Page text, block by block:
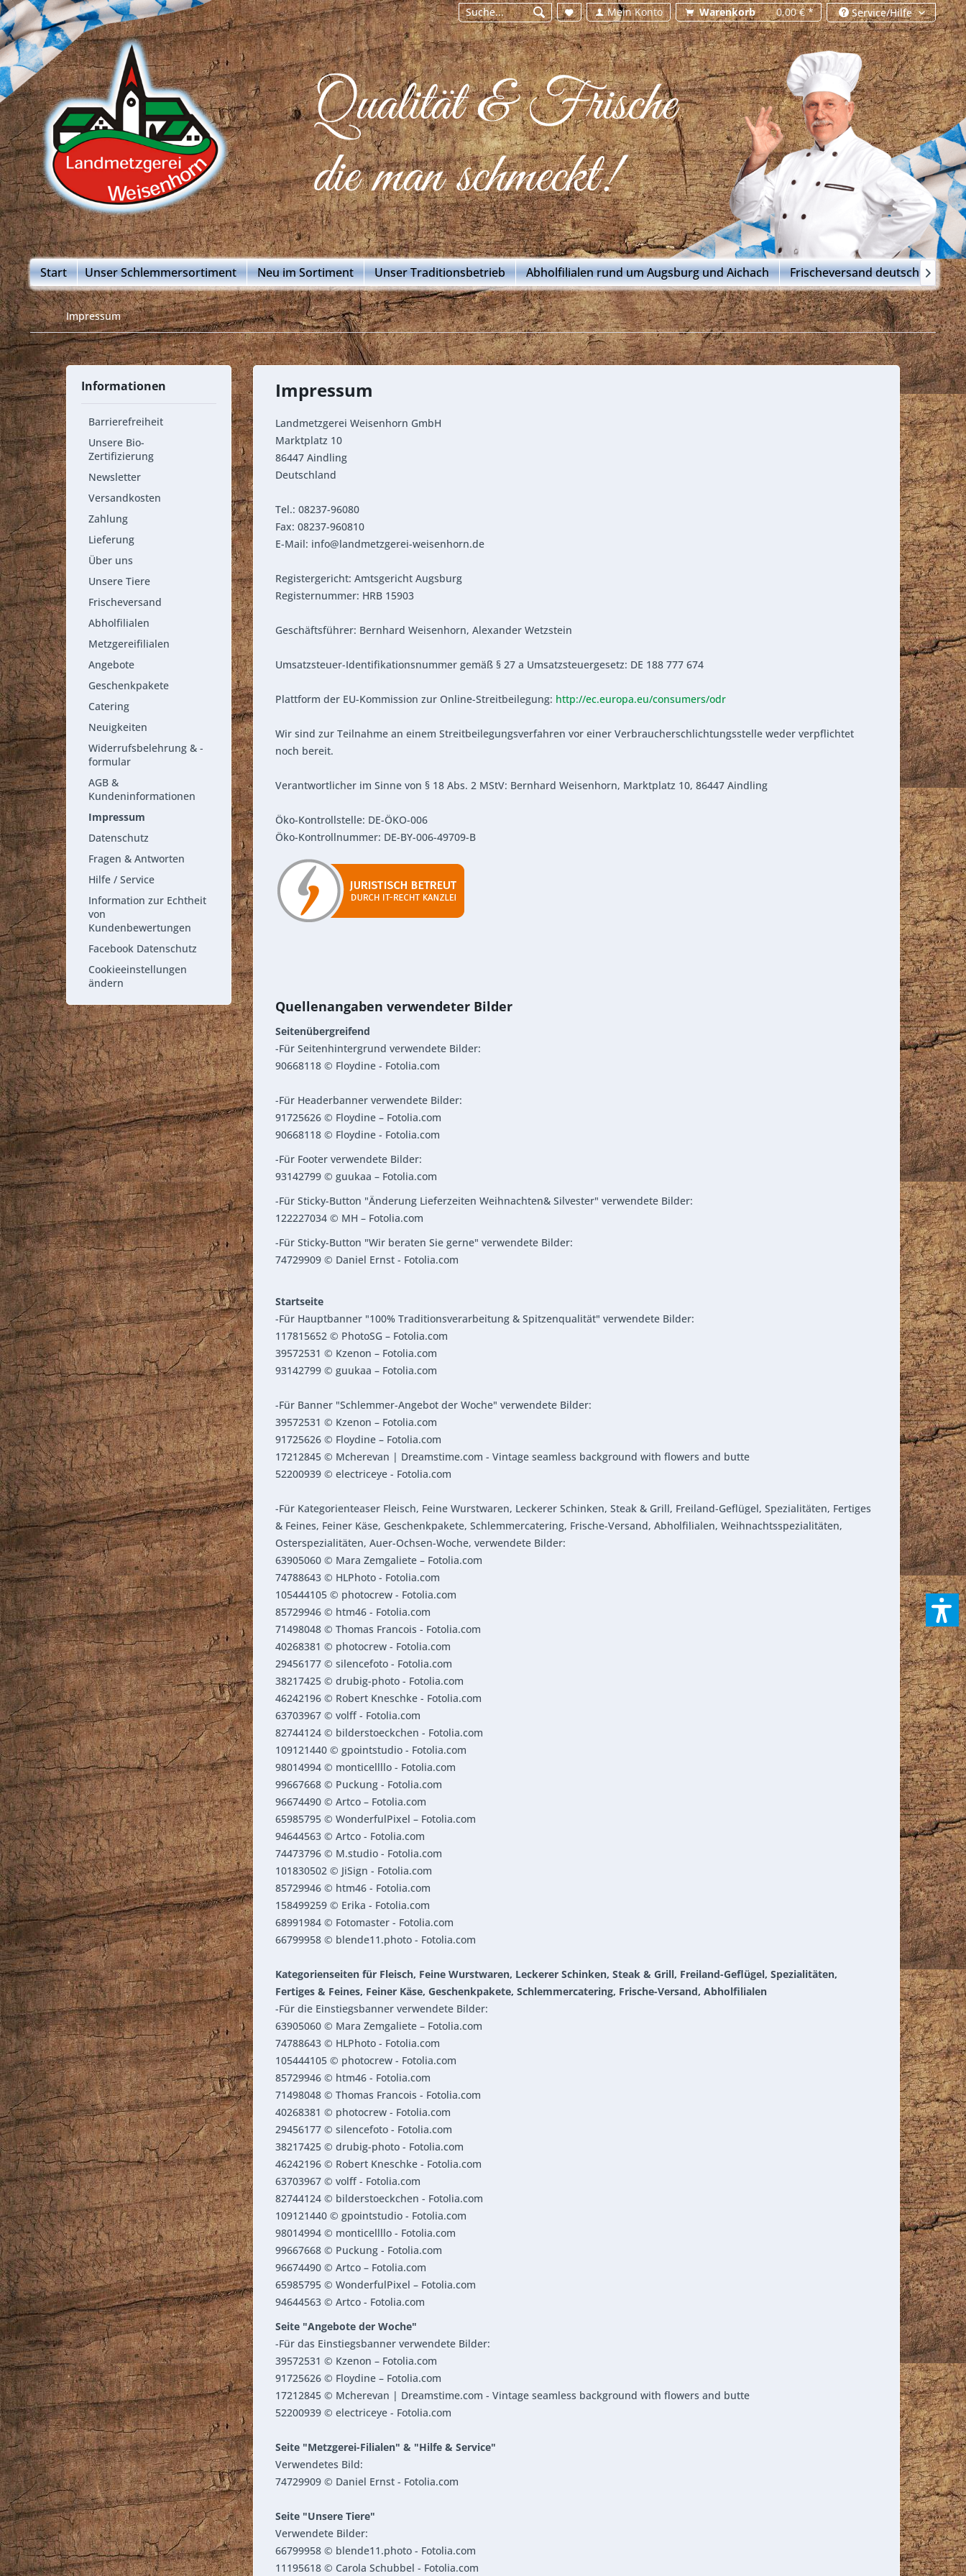
Service/Hilfe
Mein Konto Warenkorb 0,00 € *
Qualität & Frische
die man schmeckt!
Start Unser Schlemmersortiment Neu im Sortiment Unser Traditionsbetrieb Abholfilialen rund um Augsburg und Aichach Frischeversand deutschlandweit

Impressum
Informationen
Barrierefreiheit
Unsere Bio-
Zertifizierung
Newsletter
Versandkosten
Zahlung
Lieferung
Über uns
Unsere Tiere
Frischeversand
Abholfilialen
Metzgereifilialen
Angebote
Geschenkpakete
Catering
Neuigkeiten
Widerrufsbelehrung & -
formular
AGB &
Kundeninformationen
Impressum
Datenschutz
Fragen & Antworten
Hilfe / Service
Information zur Echtheit
von
Kundenbewertungen
Facebook Datenschutz
Cookieeinstellungen
ändern
Impressum
Landmetzgerei Weisenhorn GmbH
Marktplatz 10
86447 Aindling
Deutschland
Tel.: 08237-96080
Fax: 08237-960810
E-Mail: info@landmetzgerei-weisenhorn.de
Registergericht: Amtsgericht Augsburg
Registernummer: HRB 15903
Geschäftsführer: Bernhard Weisenhorn, Alexander Wetzstein
Umsatzsteuer-Identifikationsnummer gemäß § 27 a Umsatzsteuergesetz: DE 188 777 674
Plattform der EU-Kommission zur Online-Streitbeilegung: http://ec.europa.eu/consumers/odr
Wir sind zur Teilnahme an einem Streitbeilegungsverfahren vor einer Verbraucherschlichtungsstelle weder verpflichtet
noch bereit.
Verantwortlicher im Sinne von § 18 Abs. 2 MStV: Bernhard Weisenhorn, Marktplatz 10, 86447 Aindling
Öko-Kontrollstelle: DE-ÖKO-006
Öko-Kontrollnummer: DE-BY-006-49709-B
Quellenangaben verwendeter Bilder
Seitenübergreifend
-Für Seitenhintergrund verwendete Bilder:
90668118 © Floydine - Fotolia.com
-Für Headerbanner verwendete Bilder:
91725626 © Floydine – Fotolia.com
90668118 © Floydine - Fotolia.com
-Für Footer verwendete Bilder:
93142799 © guukaa – Fotolia.com
-Für Sticky-Button "Änderung Lieferzeiten Weihnachten& Silvester" verwendete Bilder:
122227034 © MH – Fotolia.com
-Für Sticky-Button "Wir beraten Sie gerne" verwendete Bilder:
74729909 © Daniel Ernst - Fotolia.com
Startseite
-Für Hauptbanner "100% Traditionsverarbeitung & Spitzenqualität" verwendete Bilder:
117815652 © PhotoSG – Fotolia.com
39572531 © Kzenon – Fotolia.com
93142799 © guukaa – Fotolia.com
-Für Banner "Schlemmer-Angebot der Woche" verwendete Bilder:
39572531 © Kzenon – Fotolia.com
91725626 © Floydine – Fotolia.com
17212845 © Mcherevan | Dreamstime.com - Vintage seamless background with flowers and butte
52200939 © electriceye - Fotolia.com
-Für Kategorienteaser Fleisch, Feine Wurstwaren, Leckerer Schinken, Steak & Grill, Freiland-Geflügel, Spezialitäten, Fertiges
& Feines, Feiner Käse, Geschenkpakete, Schlemmercatering, Frische-Versand, Abholfilialen, Weihnachtsspezialitäten,
Osterspezialitäten, Auer-Ochsen-Woche, verwendete Bilder:
63905060 © Mara Zemgaliete – Fotolia.com
74788643 © HLPhoto - Fotolia.com
105444105 © photocrew - Fotolia.com
85729946 © htm46 - Fotolia.com
71498048 © Thomas Francois - Fotolia.com
40268381 © photocrew - Fotolia.com
29456177 © silencefoto - Fotolia.com
38217425 © drubig-photo - Fotolia.com
46242196 © Robert Kneschke - Fotolia.com
63703967 © volff - Fotolia.com
82744124 © bilderstoeckchen - Fotolia.com
109121440 © gpointstudio - Fotolia.com
98014994 © monticellllo - Fotolia.com
99667668 © Puckung - Fotolia.com
96674490 © Artco – Fotolia.com
65985795 © WonderfulPixel – Fotolia.com
94644563 © Artco - Fotolia.com
74473796 © M.studio - Fotolia.com
101830502 © JiSign - Fotolia.com
85729946 © htm46 - Fotolia.com
158499259 © Erika - Fotolia.com
68991984 © Fotomaster - Fotolia.com
66799958 © blende11.photo - Fotolia.com
Kategorienseiten für Fleisch, Feine Wurstwaren, Leckerer Schinken, Steak & Grill, Freiland-Geflügel, Spezialitäten,
Fertiges & Feines, Feiner Käse, Geschenkpakete, Schlemmercatering, Frische-Versand, Abholfilialen
-Für die Einstiegsbanner verwendete Bilder:
63905060 © Mara Zemgaliete – Fotolia.com
74788643 © HLPhoto - Fotolia.com
105444105 © photocrew - Fotolia.com
85729946 © htm46 - Fotolia.com
71498048 © Thomas Francois - Fotolia.com
40268381 © photocrew - Fotolia.com
29456177 © silencefoto - Fotolia.com
38217425 © drubig-photo - Fotolia.com
46242196 © Robert Kneschke - Fotolia.com
63703967 © volff - Fotolia.com
82744124 © bilderstoeckchen - Fotolia.com
109121440 © gpointstudio - Fotolia.com
98014994 © monticellllo - Fotolia.com
99667668 © Puckung - Fotolia.com
96674490 © Artco – Fotolia.com
65985795 © WonderfulPixel – Fotolia.com
94644563 © Artco - Fotolia.com
Seite "Angebote der Woche"
-Für das Einstiegsbanner verwendete Bilder:
39572531 © Kzenon – Fotolia.com
91725626 © Floydine – Fotolia.com
17212845 © Mcherevan | Dreamstime.com - Vintage seamless background with flowers and butte
52200939 © electriceye - Fotolia.com
Seite "Metzgerei-Filialen" & "Hilfe & Service"
Verwendetes Bild:
74729909 © Daniel Ernst - Fotolia.com
Seite "Unsere Tiere"
Verwendete Bilder:
66799958 © blende11.photo - Fotolia.com
11195618 © Carola Schubbel - Fotolia.com